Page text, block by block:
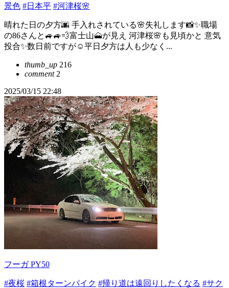
景色 #日本平 #河津桜🌸
晴れた日の夕方🌆 手入れされている🌸失礼します📸✨職場
の86さんと🚙🚙💨富士山🗻が見え 河津桜🌸も見頃かと 意気
投合✨数日前ですが☺️平日夕方は人も少なく...
thumb_up 216
comment2
2025/03/15 22:48
フーガ PY50
#夜桜 #箱根ターンパイク #帰り道は遠回りしたくなる #サク